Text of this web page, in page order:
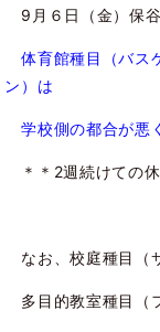
9月６日（金）保
体育館種目（バス
ン）は
学校側の都合が悪
＊＊2週続けての休
なお、校庭種目（
多目的教室種目（